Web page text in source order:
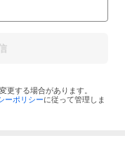
更する場合があります。
ーポリシーに従って管理しま